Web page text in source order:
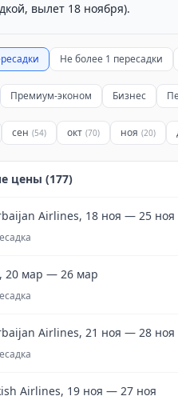
вылет 18 ноября).
Не более 1 пересадки
Премиум-эконом Бизнес
сен (54) окт (70) ноя (20)
цены (177)
Airlines, 18 ноя — 25 ноя
20 мар — 26 мар
Airlines, 21 ноя — 28 ноя
Airlines, 19 ноя — 27 ноя